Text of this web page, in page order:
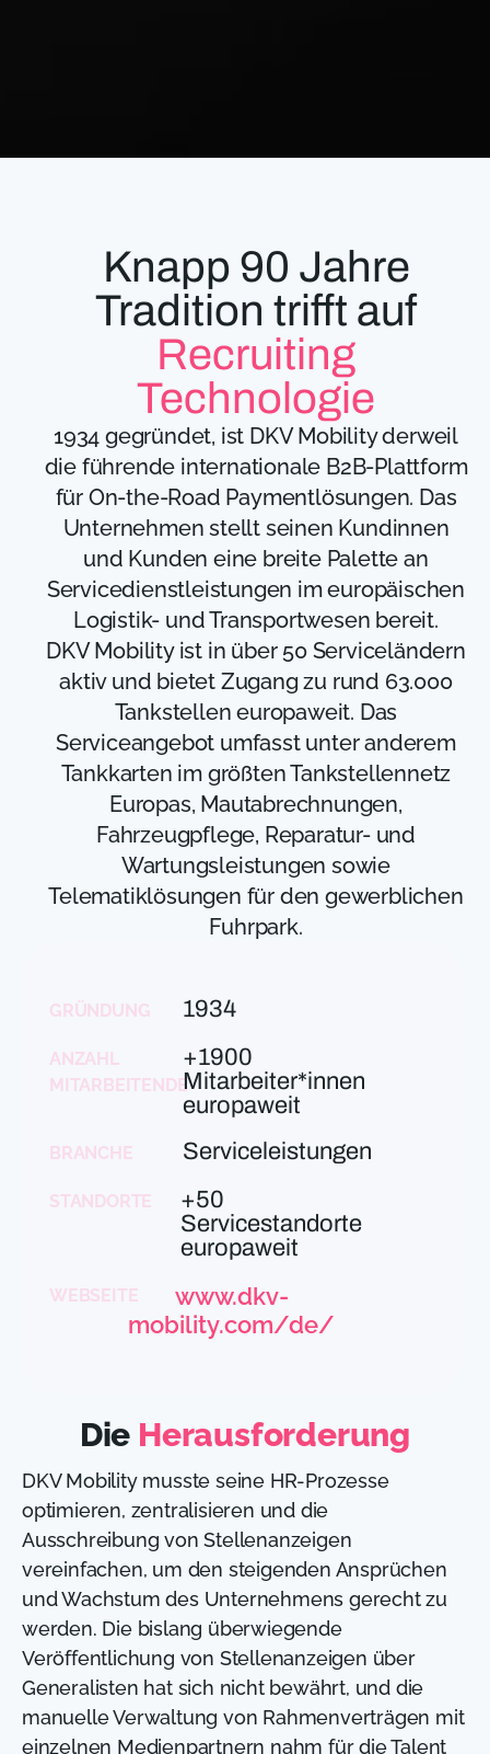
Knapp 90 Jahre
Tradition trifft auf
Recruiting
Technologie
1934 gegründet, ist DKV Mobility derweil
die führende internationale B2B-Plattform
für On-the-Road Paymentlösungen. Das
Unternehmen stellt seinen Kundinnen
und Kunden eine breite Palette an
Servicedienstleistungen im europäischen
Logistik- und Transportwesen bereit.
DKV Mobility ist in über 50 Serviceländern
aktiv und bietet Zugang zu rund 63.000
Tankstellen europaweit. Das
Serviceangebot umfasst unter anderem
Tankkarten im größten Tankstellennetz
Europas, Mautabrechnungen,
Fahrzeugpflege, Reparatur- und
Wartungsleistungen sowie
Telematiklösungen für den gewerblichen
Fuhrpark.
GRÜNDUNG 1934
ANZAHL
MITARBEITENDE
+1900
Mitarbeiter*innen
europaweit
BRANCHE Serviceleistungen
STANDORTE
+50
Servicestandorte
europaweit
WEBSEITE
www.dkv-
mobility.com/de/
Die Herausforderung
DKV Mobility musste seine HR-Prozesse
optimieren, zentralisieren und die
Ausschreibung von Stellenanzeigen
vereinfachen, um den steigenden Ansprüchen
und Wachstum des Unternehmens gerecht zu
werden. Die bislang überwiegende
Veröffentlichung von Stellenanzeigen über
Generalisten hat sich nicht bewährt, und die
manuelle Verwaltung von Rahmenverträgen mit
einzelnen Medienpartnern nahm für die Talent